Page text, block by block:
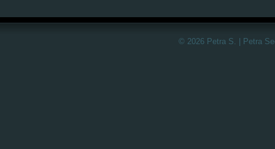
© 2026 Petra S. | Petra